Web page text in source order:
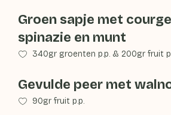
Groen sapje met
spinazie en munt
340gr groenten p.p. & 200gr fruit
Gevulde peer met
90gr fruit p.p.